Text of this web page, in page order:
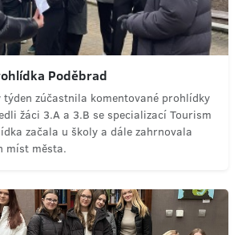
Poděbrad
zúčastnila komentované prohlídky
žáci 3.A a 3.B se specializací Tourism
začala u školy a dále zahrnovala
míst města.